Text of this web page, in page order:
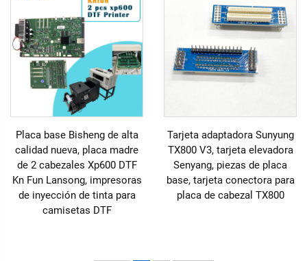
Placa base Bisheng de alta
calidad nueva, placa madre
de 2 cabezales Xp600 DTF
Kn Fun Lansong, impresoras
de inyección de tinta para
camisetas DTF
Tarjeta adaptadora Sunyung
TX800 V3, tarjeta elevadora
Senyang, piezas de placa
base, tarjeta conectora para
placa de cabezal TX800